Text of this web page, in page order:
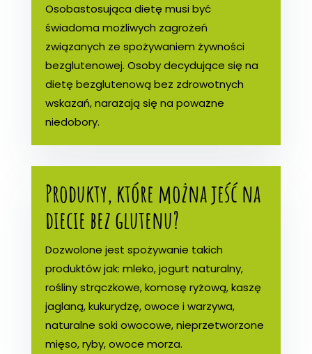
Osobastosująca dietę musi być
świadoma możliwych zagrożeń
związanych ze spożywaniem żywności
bezglutenowej. Osoby decydujące się na
dietę bezglutenową bez zdrowotnych
wskazań, narażają się na poważne
niedobory.
Produkty, które można jeść na
diecie bez glutenu?
Dozwolone jest spożywanie takich
produktów jak: mleko, jogurt naturalny,
rośliny strączkowe, komosę ryżową, kaszę
jaglaną, kukurydzę, owoce i warzywa,
naturalne soki owocowe, nieprzetworzone
mięso, ryby, owoce morza.